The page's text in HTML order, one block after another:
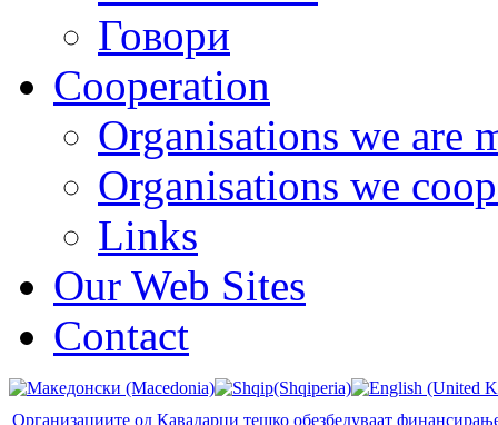
Говори
Cooperation
Organisations we are
Organisations we
Links
Our Web Sites
Contact
Организациите од Кавадарци тешко обезбедуваат